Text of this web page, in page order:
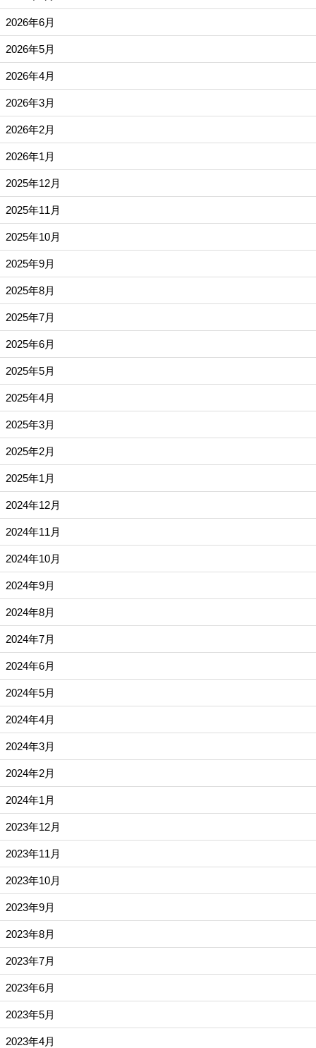
2026年6月
2026年5月
2026年4月
2026年3月
2026年2月
2026年1月
2025年12月
2025年11月
2025年10月
2025年9月
2025年8月
2025年7月
2025年6月
2025年5月
2025年4月
2025年3月
2025年2月
2025年1月
2024年12月
2024年11月
2024年10月
2024年9月
2024年8月
2024年7月
2024年6月
2024年5月
2024年4月
2024年3月
2024年2月
2024年1月
2023年12月
2023年11月
2023年10月
2023年9月
2023年8月
2023年7月
2023年6月
2023年5月
2023年4月